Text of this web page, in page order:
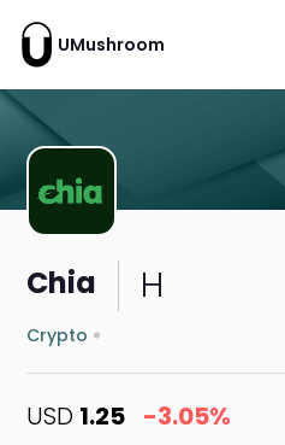
UMushroom
Chia H
Crypto
USD 1.25 -3.05%